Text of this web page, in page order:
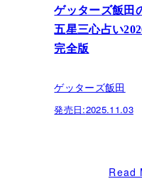
ゲッターズ飯田
五星三心占い
完全版
ゲッターズ飯田
発売日:2025.11.03
Read